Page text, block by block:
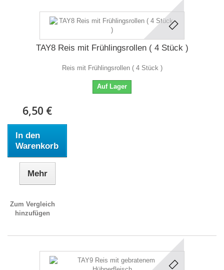
TAY8 Reis mit Frühlingsrollen ( 4 Stück )
Reis mit Frühlingsrollen ( 4 Stück )
Auf Lager
6,50 €
In den
Warenkorb
Mehr
Zum Vergleich
hinzufügen